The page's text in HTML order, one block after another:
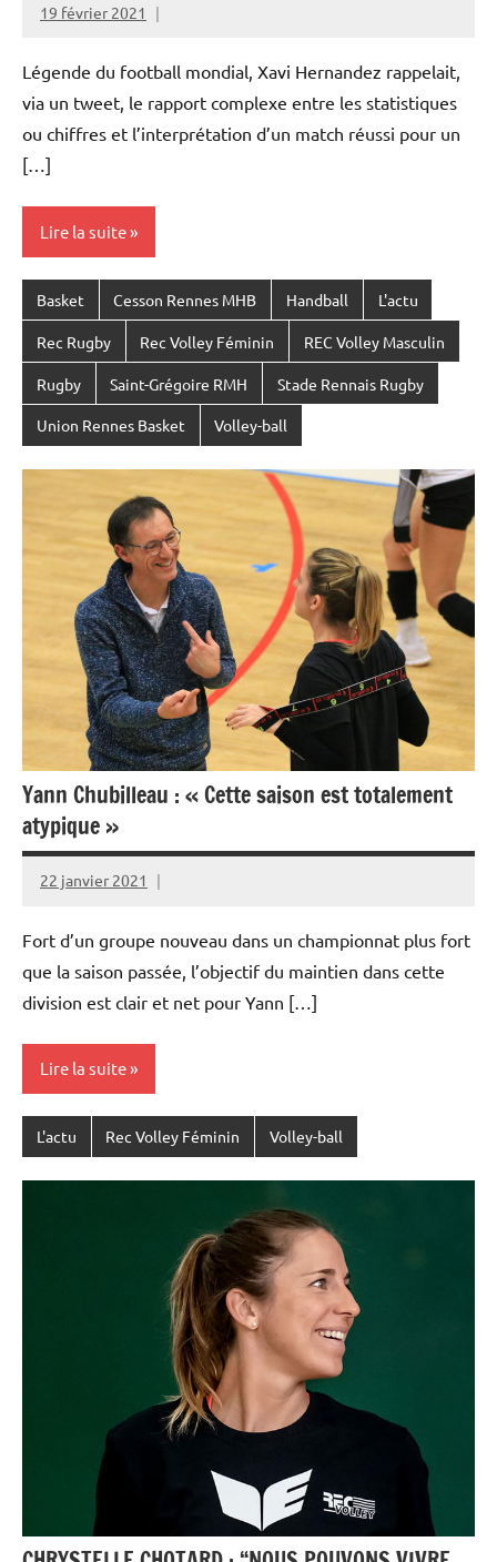
19 février 2021
Rédaction
Légende du football mondial, Xavi Hernandez rappelait,
via un tweet, le rapport complexe entre les statistiques
ou chiffres et l’interprétation d’un match réussi pour un
[…]
Lire la suite
Basket Cesson Rennes MHB Handball L'actu
Rec Rugby Rec Volley Féminin REC Volley Masculin
Rugby Saint-Grégoire RMH Stade Rennais Rugby
Union Rennes Basket Volley-ball
Yann Chubilleau : « Cette saison est totalement
atypique »
22 janvier 2021
Rédaction
Fort d’un groupe nouveau dans un championnat plus fort
que la saison passée, l’objectif du maintien dans cette
division est clair et net pour Yann […]
Lire la suite
L'actu Rec Volley Féminin Volley-ball